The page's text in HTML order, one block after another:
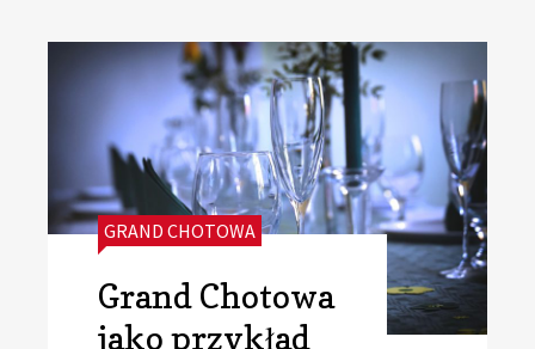
CATEGORIES:
GRAND CHOTOWA
Grand Chotowa
jako przykład